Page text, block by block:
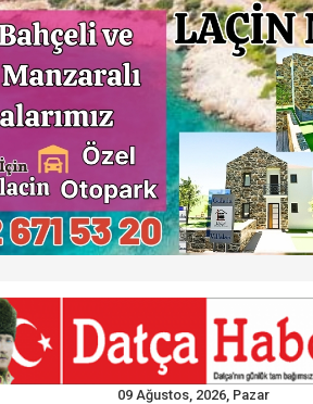
09 Ağustos, 2026, Pazar